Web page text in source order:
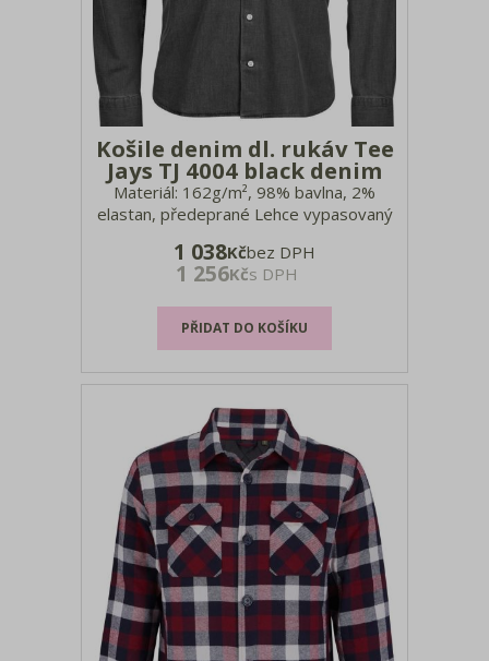
Košile denim dl. rukáv Tee
Jays TJ 4004 black denim
Materiál: 162g/m², 98% bavlna, 2%
elastan, předeprané Lehce vypasovaný
technologie pro vyšší odolnost knoflíků,
zadní sedlo, vyrobeno z dlouhovlákné
40°, nelze sušit v sušičce Velikos
1 038Kčbez DPH
1 256Kčs DPH